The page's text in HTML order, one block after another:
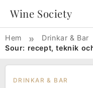
Wine Society
Hem » Drinkar & Bar
Sour: recept, teknik
DRINKAR & BAR